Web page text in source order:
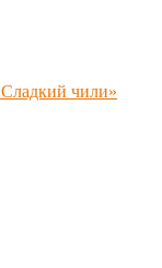
чили»